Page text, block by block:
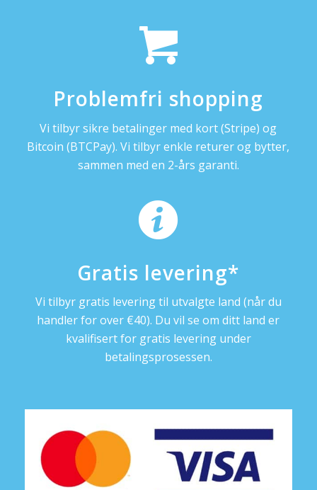
Problemfri shopping
Vi tilbyr sikre betalinger med kort (Stripe) og
Bitcoin (BTCPay). Vi tilbyr enkle returer og bytter,
sammen med en 2-års garanti.
Gratis levering*
Vi tilbyr gratis levering til utvalgte land (når du
handler for over €40). Du vil se om ditt land er
kvalifisert for gratis levering under
betalingsprosessen.